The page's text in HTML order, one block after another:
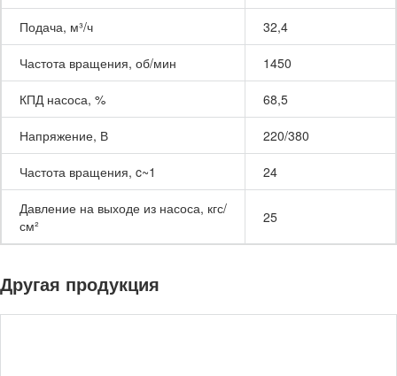
Подача, м³/ч 32,4
Частота вращения, об/мин 1450
КПД насоса, % 68,5
Напряжение, В 220/380
Частота вращения, c~1 24
Давление на выходе из насоса, кгс/
см²
25
Другая продукция